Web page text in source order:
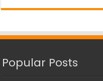
Popular Posts